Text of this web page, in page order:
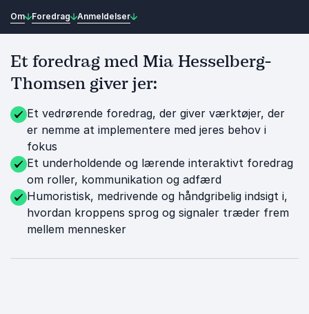
Om Foredrag Anmeldelser
Et foredrag med Mia Hesselberg-
Thomsen giver jer:
Et vedrørende foredrag, der giver værktøjer, der
er nemme at implementere med jeres behov i
fokus
Et underholdende og lærende interaktivt foredrag
om roller, kommunikation og adfærd
Humoristisk, medrivende og håndgribelig indsigt i,
hvordan kroppens sprog og signaler træder frem
mellem mennesker